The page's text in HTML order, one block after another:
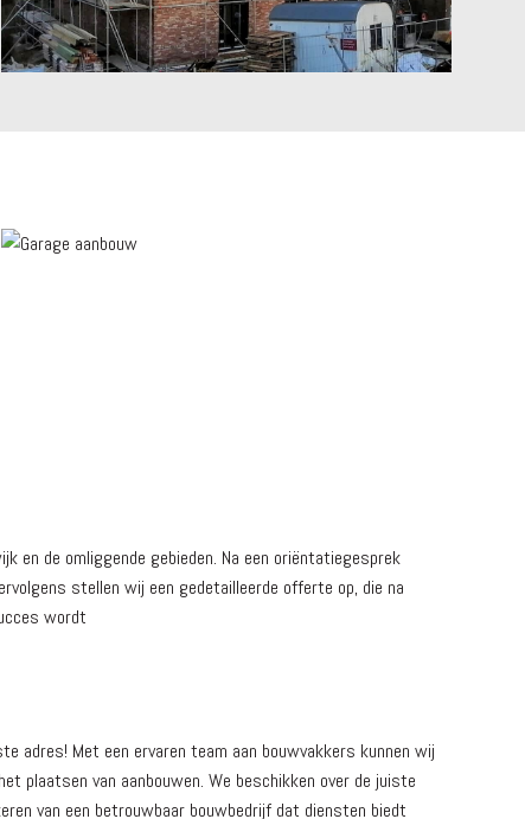
en de omliggende gebieden. Na een oriëntatiegesprek
stellen wij een gedetailleerde offerte op, die na
wordt
adres! Met een ervaren team aan bouwvakkers kunnen wij
plaatsen van aanbouwen. We beschikken over de juiste
van een betrouwbaar bouwbedrijf dat diensten biedt